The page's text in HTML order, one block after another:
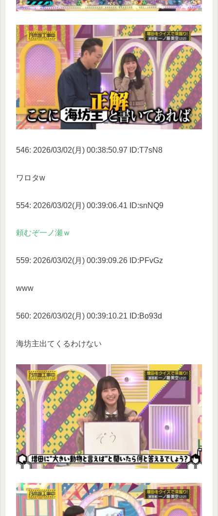
546: 2026/03/02(月) 00:38:50.97 ID:T7sN8
ワロタw
554: 2026/03/02(月) 00:39:06.41 ID:snNQ9
頼むぞ一ノ瀬ｗ
559: 2026/03/02(月) 00:39:09.26 ID:PFvGz
www
560: 2026/03/02(月) 00:39:10.21 ID:Bo93d
海坊主出てくるわけない